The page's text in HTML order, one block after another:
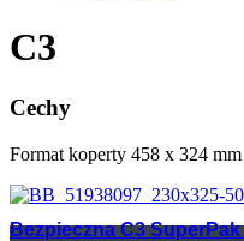
C3
Cechy
Format koperty 458 x 324 mm
Bezpieczna C3